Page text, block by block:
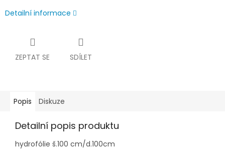
Detailní informace
ZEPTAT SE SDÍLET
Popis Diskuze
Detailní popis produktu
hydrofólie š.100 cm/d.100cm